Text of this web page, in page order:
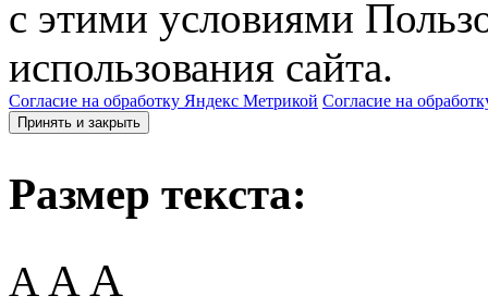
с этими условиями
использования сайта.
Согласие на обработку Яндекс Метрикой Согласие на
Принять и закрыть
Размер текста:
A AA